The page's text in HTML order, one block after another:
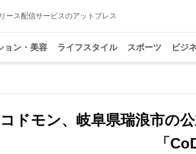
ース配信サービスのアットプレス
ョン・美容 ライフスタイル スポーツ ビジ
コドモン、岐阜県瑞浪市の
「